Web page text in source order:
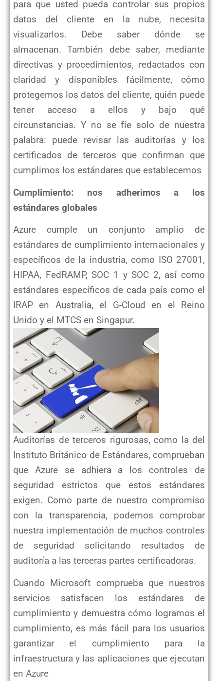
para que usted pueda controlar sus propios
datos del cliente en la nube, necesita
visualizarlos. Debe saber dónde se
almacenan. También debe saber, mediante
directivas y procedimientos, redactados con
claridad y disponibles fácilmente, cómo
protegemos los datos del cliente, quién puede
tener acceso a ellos y bajo qué
circunstancias. Y no se fíe solo de nuestra
palabra: puede revisar las auditorías y los
certificados de terceros que confirman que
cumplimos los estándares que establecemos
Cumplimiento: nos adherimos a los
estándares globales
Azure cumple un conjunto amplio de
estándares de cumplimiento internacionales y
específicos de la industria, como ISO 27001,
HIPAA, FedRAMP, SOC 1 y SOC 2, así como
estándares específicos de cada país como el
IRAP en Australia, el G-Cloud en el Reino
Unido y el MTCS en Singapur.
Auditorías de terceros rigurosas, como la del
Instituto Británico de Estándares, comprueban
que Azure se adhiera a los controles de
seguridad estrictos que estos estándares
exigen. Como parte de nuestro compromiso
con la transparencia, podemos comprobar
nuestra implementación de muchos controles
de seguridad solicitando resultados de
auditoría a las terceras partes certificadoras.
Cuando Microsoft comprueba que nuestros
servicios satisfacen los estándares de
cumplimiento y demuestra cómo logramos el
cumplimiento, es más fácil para los usuarios
garantizar el cumplimiento para la
infraestructura y las aplicaciones que ejecutan
en Azure